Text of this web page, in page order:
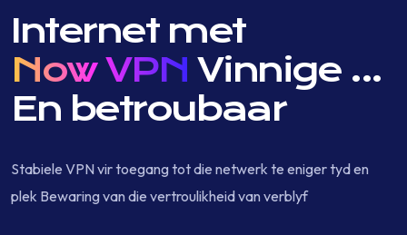
Internet met
Now VPN Vinnige ...
En betroubaar
Stabiele VPN vir toegang tot die netwerk te eniger tyd en
plek Bewaring van die vertroulikheid van verblyf